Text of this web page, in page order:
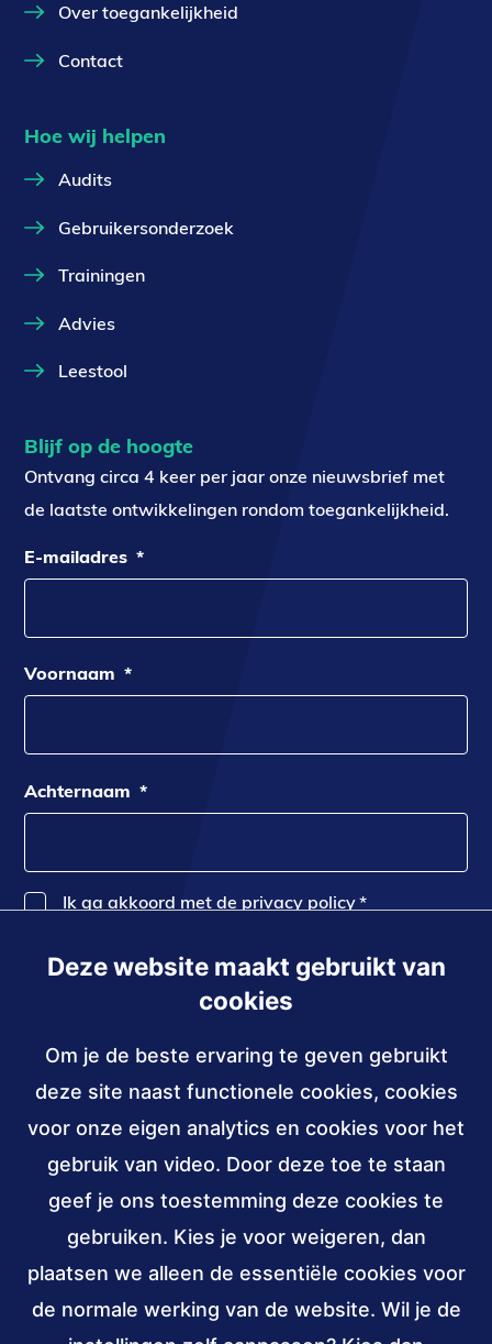
Deze website maakt gebruikt van
cookies
Om je de beste ervaring te geven gebruikt
deze site naast functionele cookies, cookies
voor onze eigen analytics en cookies voor het
gebruik van video. Door deze toe te staan
geef je ons toestemming deze cookies te
gebruiken. Kies je voor weigeren, dan
plaatsen we alleen de essentiële cookies voor
de normale werking van de website. Wil je de
Over toegankelijkheid
Contact
Hoe wij helpen
Audits
Gebruikersonderzoek
Trainingen
Advies
Leestool
Blijf op de hoogte
Ontvang circa 4 keer per jaar onze nieuwsbrief met
de laatste ontwikkelingen rondom toegankelijkheid.
E-mailadres *
Voornaam *
Achternaam *
Ik ga akkoord met de privacy policy*
Inschrijven
Contact
030 - 239 82 70
info@accessibility.nl (verzendt
email)
Sociale
media
LinkedIn
van
Stichting
van
Stichting
ANBI, W3C